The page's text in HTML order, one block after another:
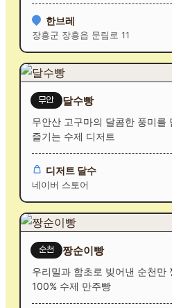
한브레
장흥군 장흥읍 문림로 11
무안 달수빵
무안산 고구마의 달콤한 풍미를
즐기는 수제 디저트
디저트 달수
네이버 스토어
순천 짱순이빵
우리밀과 함초로 빚어낸 순천만
100% 수제 만주빵